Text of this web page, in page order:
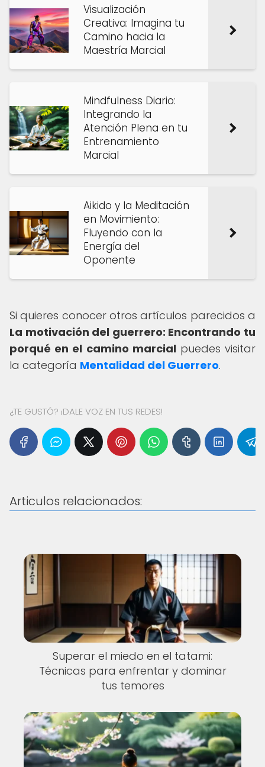
Visualización
Creativa: Imagina tu
Camino hacia la
Maestría Marcial
Mindfulness Diario:
Integrando la
Atención Plena en tu
Entrenamiento
Marcial
Aikido y la Meditación
en Movimiento:
Fluyendo con la
Energía del
Oponente
Si quieres conocer otros artículos parecidos a
La motivación del guerrero: Encontrando tu
porqué en el camino marcialpuedes visitar
la categoría Mentalidad del Guerrero.
¿TE GUSTÓ? ¡DALE VOZ EN TUS REDES!
Articulos relacionados:
Superar el miedo en el tatami:
Técnicas para enfrentar y dominar
tus temores